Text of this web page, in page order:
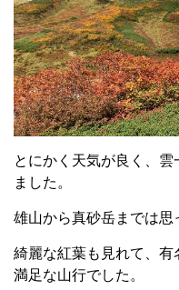
とにかく天気が良く、雲
ました。
雄山から真砂岳までは思
綺麗な紅葉も見れて、
満足な山行でした。